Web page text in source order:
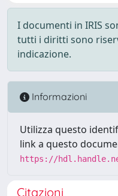
I documenti in IRIS
tutti i diritti sono
indicazione.
Informazioni
Utilizza questo
link a questo
https://
Citazioni